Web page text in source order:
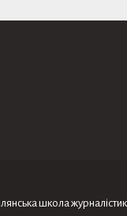
школа